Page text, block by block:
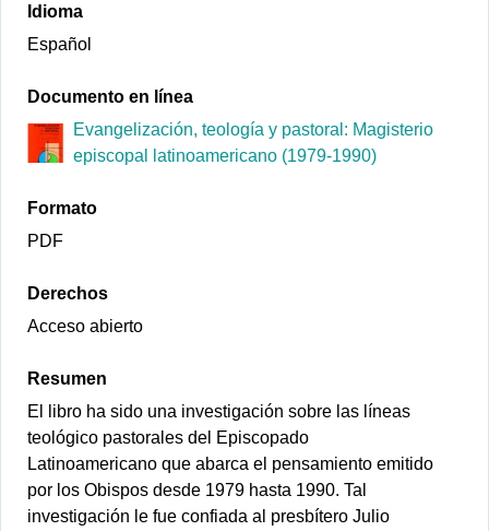
Idioma
Español
Documento en línea
Evangelización, teología y pastoral: Magisterio
episcopal latinoamericano (1979-1990)
Formato
PDF
Derechos
Acceso abierto
Resumen
El libro ha sido una investigación sobre las líneas
teológico pastorales del Episcopado
Latinoamericano que abarca el pensamiento emitido
por los Obispos desde 1979 hasta 1990. Tal
investigación le fue confiada al presbítero Julio